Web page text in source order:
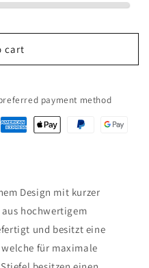
cart
payment method
Design mit kurzer
hochwertigem
und besitzt eine
für maximale